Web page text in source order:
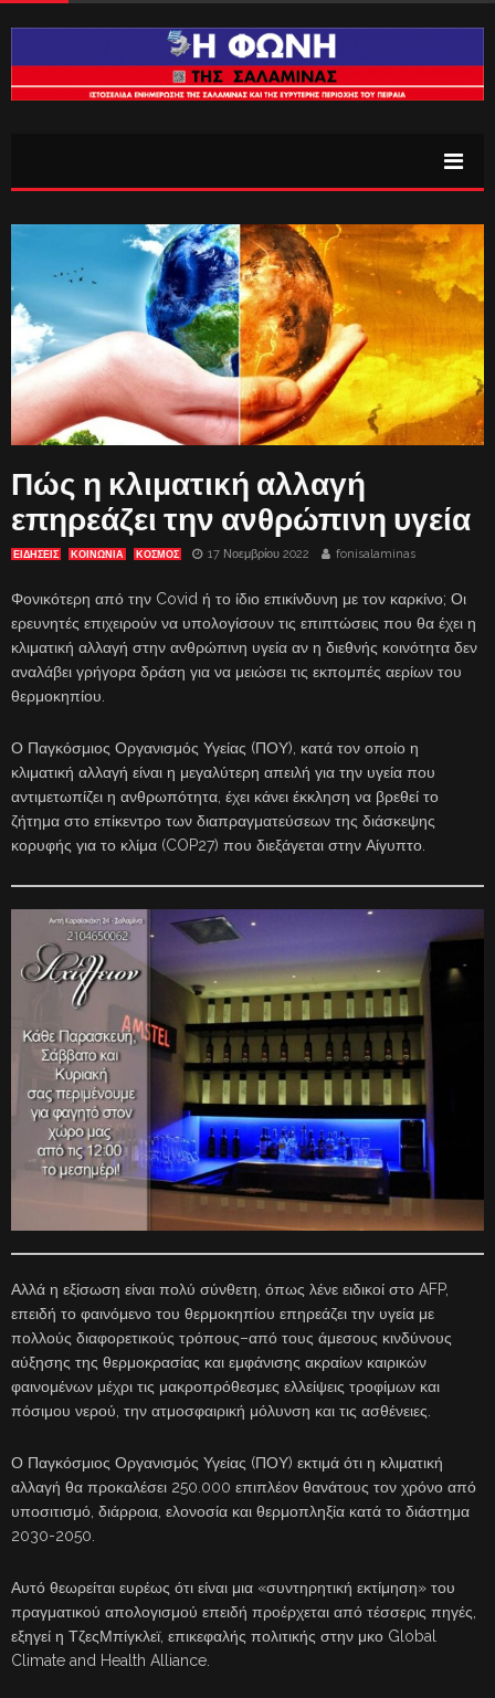
Πώς η κλιματική αλλαγή
επηρεάζει την ανθρώπινη υγεία
ΕΙΔΗΣΕΙΣ ΚΟΙΝΩΝΙΑ ΚΟΣΜΟΣ 17 Νοεμβρίου 2022 fonisalaminas
Φονικότερη από την Covid ή το ίδιο επικίνδυνη με τον καρκίνο; Οι
ερευνητές επιχειρούν να υπολογίσουν τις επιπτώσεις που θα έχει η
κλιματική αλλαγή στην ανθρώπινη υγεία αν η διεθνής κοινότητα δεν
αναλάβει γρήγορα δράση για να μειώσει τις εκπομπές αερίων του
θερμοκηπίου.
Ο Παγκόσμιος Οργανισμός Υγείας (ΠΟΥ), κατά τον οποίο η
κλιματική αλλαγή είναι η μεγαλύτερη απειλή για την υγεία που
αντιμετωπίζει η ανθρωπότητα, έχει κάνει έκκληση να βρεθεί το
ζήτημα στο επίκεντρο των διαπραγματεύσεων της διάσκεψης
κορυφής για το κλίμα (COP27) που διεξάγεται στην Αίγυπτο.
Αλλά η εξίσωση είναι πολύ σύνθετη, όπως λένε ειδικοί στο AFP,
επειδή το φαινόμενο του θερμοκηπίου επηρεάζει την υγεία με
πολλούς διαφορετικούς τρόπους–από τους άμεσους κινδύνους
αύξησης της θερμοκρασίας και εμφάνισης ακραίων καιρικών
φαινομένων μέχρι τις μακροπρόθεσμες ελλείψεις τροφίμων και
πόσιμου νερού, την ατμοσφαιρική μόλυνση και τις ασθένειες.
Ο Παγκόσμιος Οργανισμός Υγείας (ΠΟΥ) εκτιμά ότι η κλιματική
αλλαγή θα προκαλέσει 250.000 επιπλέον θανάτους τον χρόνο από
υποσιτισμό, διάρροια, ελονοσία και θερμοπληξία κατά το διάστημα
2030-2050.
Αυτό θεωρείται ευρέως ότι είναι μια «συντηρητική εκτίμηση» του
πραγματικού απολογισμού επειδή προέρχεται από τέσσερις πηγές,
εξηγεί η ΤζεςΜπίγκλεϊ, επικεφαλής πολιτικής στην μκο Global
Climate and Health Alliance.